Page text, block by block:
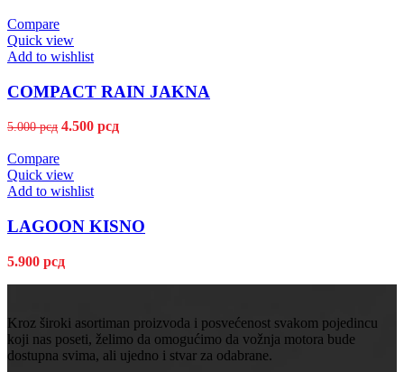
Compare
Quick view
Add to wishlist
COMPACT RAIN JAKNA
5.000рсд 4.500 рсд
Compare
Quick view
Add to wishlist
LAGOON KISNO
5.900 рсд
Kroz široki asortiman proizvoda i posvećenost svakom pojedincu
koji nas poseti, želimo da omogućimo da vožnja motora bude
dostupna svima, ali ujedno i stvar za odabrane.